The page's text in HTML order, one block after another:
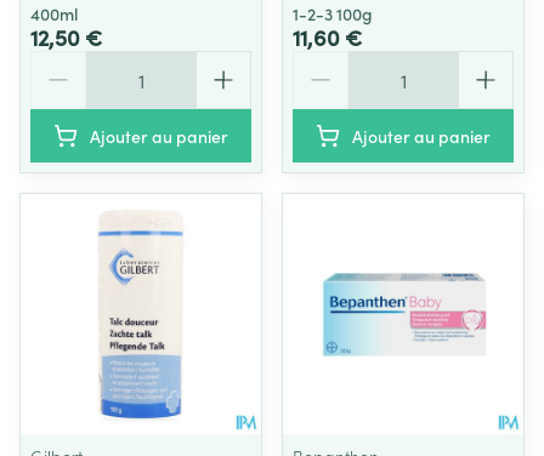
400ml
12,50 €
Ajouter au panier
1-2-3 100g
11,60 €
Ajouter au panier